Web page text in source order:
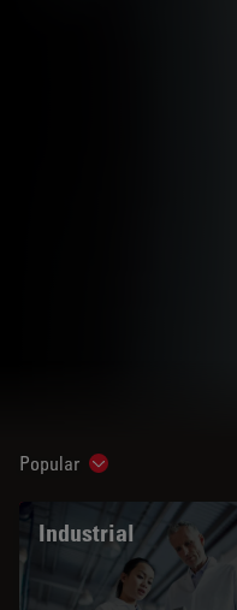
Popular Show subnavigation
Industrial